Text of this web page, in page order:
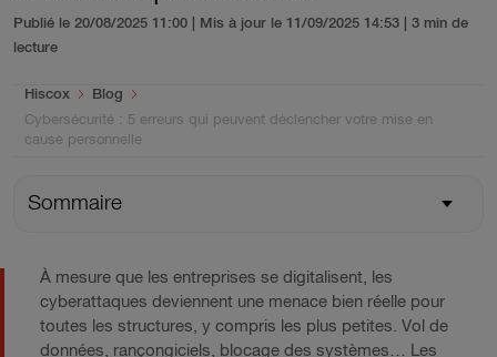
Publié le 20/08/2025 11:00 | Mis à jour le 11/09/2025 14:53
| 3 min de
lecture
You are here:
Hiscox
Blog
Cybersécurité : 5 erreurs qui peuvent déclencher votre mise en
cause personnelle
Sommaire
À mesure que les entreprises se digitalisent, les
cyberattaques deviennent une menace bien réelle pour
toutes les structures, y compris les plus petites. Vol de
données, rançongiciels, blocage des systèmes… Les